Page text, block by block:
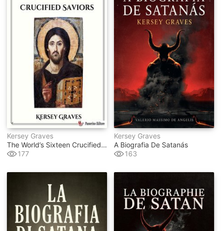
Kersey Graves
The World’s Sixteen Crucified Saviors
177
Kersey Graves
A Biografia De Satanás
163